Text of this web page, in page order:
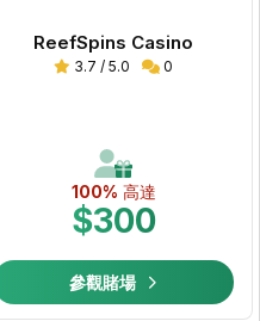
ReefSpins Casino
3.7 / 5.0 0
100% 高達
$300
參觀賭場